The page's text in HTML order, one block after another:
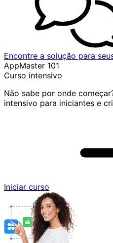
Encontre a solução para
AppMaster 101
Curso intensivo
Não sabe por onde
intensivo para iniciantes e
Iniciar curso